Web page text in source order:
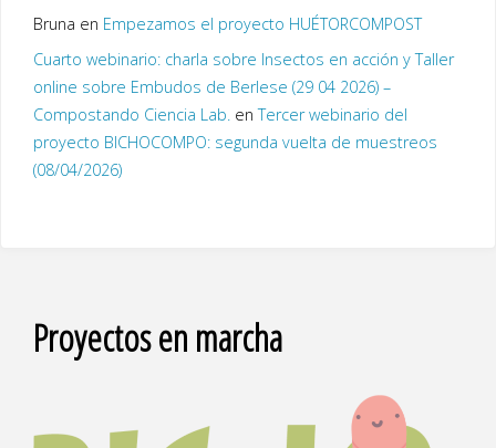
Bruna en Empezamos el proyecto HUÉTORCOMPOST
Cuarto webinario: charla sobre Insectos en acción y Taller
online sobre Embudos de Berlese (29 04 2026) –
Compostando Ciencia Lab.enTercer webinario del
proyecto BICHOCOMPO: segunda vuelta de muestreos
(08/04/2026)
Proyectos en marcha